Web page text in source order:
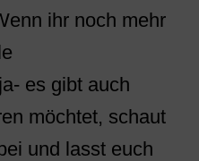
ihr noch mehr
es gibt auch
möchtet, schaut
und lasst euch